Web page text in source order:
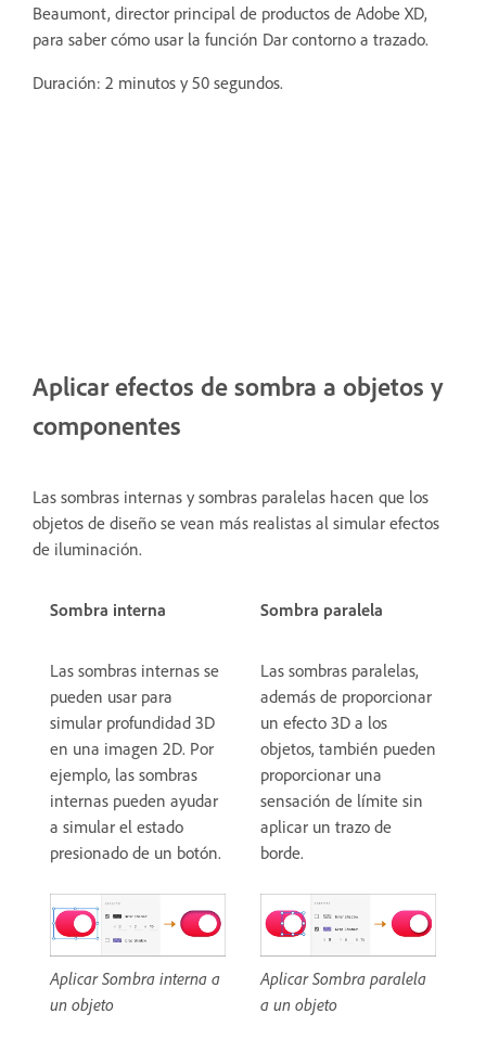
Beaumont, director principal de productos de Adobe XD,
para saber cómo usar la función Dar contorno a trazado.
Duración: 2 minutos y 50 segundos.
Aplicar efectos de sombra a objetos y
componentes
Las sombras internas y sombras paralelas hacen que los
objetos de diseño se vean más realistas al simular efectos
de iluminación.
Sombra interna
Las sombras internas se
pueden usar para
simular profundidad 3D
en una imagen 2D. Por
ejemplo, las sombras
internas pueden ayudar
a simular el estado
presionado de un botón.
Aplicar Sombra interna a
un objeto
Sombra paralela
Las sombras paralelas,
además de proporcionar
un efecto 3D a los
objetos, también pueden
proporcionar una
sensación de límite sin
aplicar un trazo de
borde.
Aplicar Sombra paralela
a un objeto